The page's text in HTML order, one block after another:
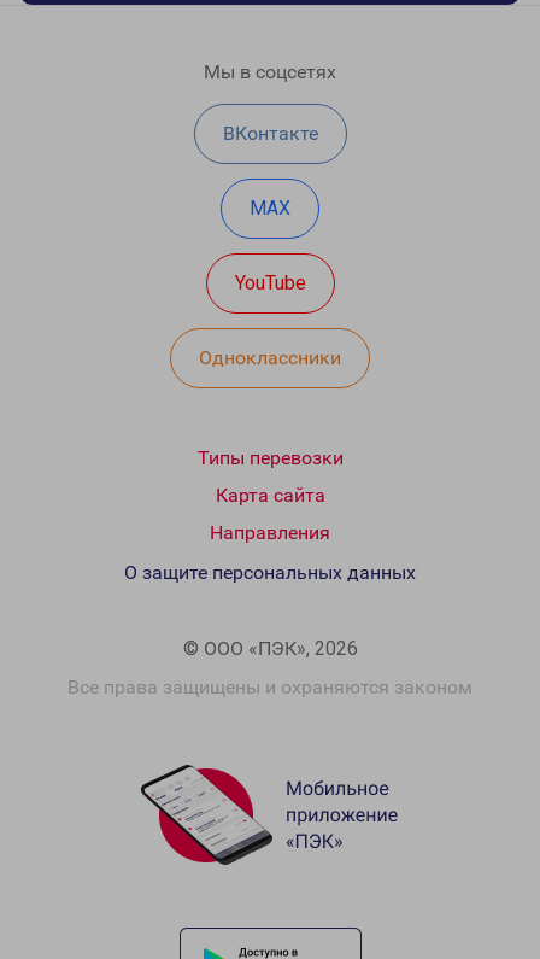
Мы в соцсетях
ВКонтакте
MAX
YouTube
Одноклассники
Типы перевозки
Карта сайта
Направления
© ООО «ПЭК», 2026
Все права защищены и охраняются законом
О защите персональных данных